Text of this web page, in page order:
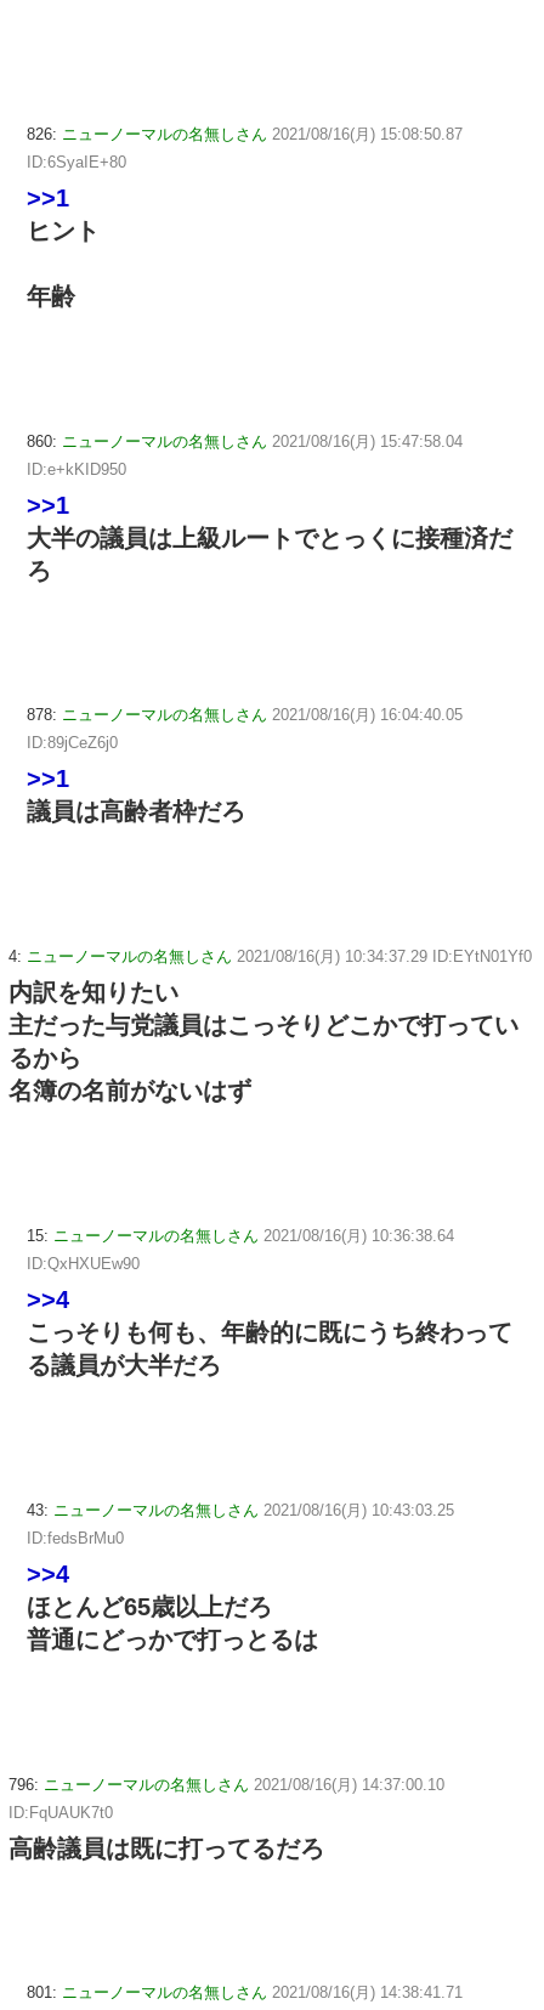
826: ニューノーマルの名無しさん 2021/08/16(月) 15:08:50.87
ID:6SyaIE+80
>>1
ヒント
年齢
860: ニューノーマルの名無しさん 2021/08/16(月) 15:47:58.04
ID:e+kKID950
>>1
大半の議員は上級ルートでとっくに接種済だ
ろ
878: ニューノーマルの名無しさん 2021/08/16(月) 16:04:40.05
ID:89jCeZ6j0
>>1
議員は高齢者枠だろ
4: ニューノーマルの名無しさん 2021/08/16(月) 10:34:37.29 ID:EYtN01Yf0
内訳を知りたい
主だった与党議員はこっそりどこかで打ってい
るから
名簿の名前がないはず
15: ニューノーマルの名無しさん 2021/08/16(月) 10:36:38.64
ID:QxHXUEw90
>>4
こっそりも何も、年齢的に既にうち終わって
る議員が大半だろ
43: ニューノーマルの名無しさん 2021/08/16(月) 10:43:03.25
ID:fedsBrMu0
>>4
ほとんど65歳以上だろ
普通にどっかで打っとるは
796: ニューノーマルの名無しさん 2021/08/16(月) 14:37:00.10
ID:FqUAUK7t0
高齢議員は既に打ってるだろ
801: ニューノーマルの名無しさん 2021/08/16(月) 14:38:41.71